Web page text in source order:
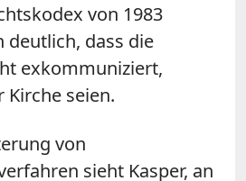
von 1983
deutlich, dass die
exkommuniziert,
Kirche seien.
von
sieht Kasper, an